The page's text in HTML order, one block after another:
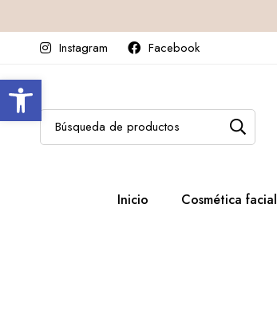
Abrir barra de herramientas
Instagram
Facebook
Inicio Cosmética facial